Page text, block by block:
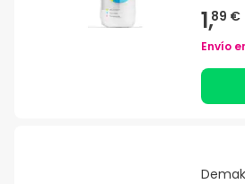
1,89 €
Envío